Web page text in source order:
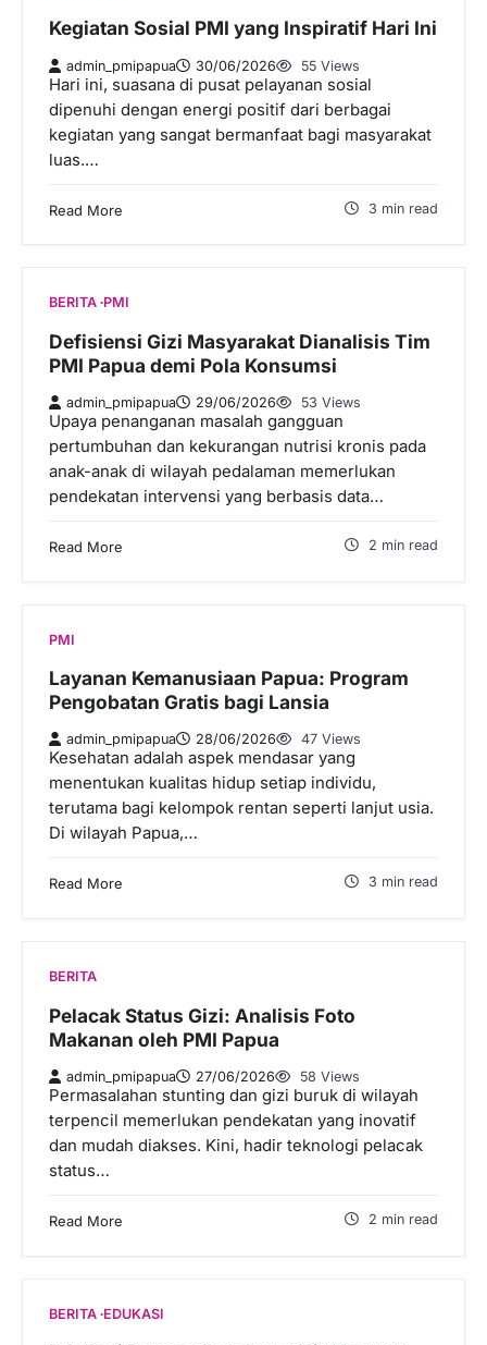
Kegiatan Sosial PMI yang Inspiratif Hari Ini
admin_pmipapua 30/06/2026 55 Views
Hari ini, suasana di pusat pelayanan sosial
dipenuhi dengan energi positif dari berbagai
kegiatan yang sangat bermanfaat bagi masyarakat
luas.…
Read More 3 min read
BERITA PMI
Defisiensi Gizi Masyarakat Dianalisis Tim
PMI Papua demi Pola Konsumsi
admin_pmipapua 29/06/2026 53 Views
Upaya penanganan masalah gangguan
pertumbuhan dan kekurangan nutrisi kronis pada
anak-anak di wilayah pedalaman memerlukan
pendekatan intervensi yang berbasis data…
Read More 2 min read
PMI
Layanan Kemanusiaan Papua: Program
Pengobatan Gratis bagi Lansia
admin_pmipapua 28/06/2026 47 Views
Kesehatan adalah aspek mendasar yang
menentukan kualitas hidup setiap individu,
terutama bagi kelompok rentan seperti lanjut usia.
Di wilayah Papua,…
Read More 3 min read
BERITA
Pelacak Status Gizi: Analisis Foto
Makanan oleh PMI Papua
admin_pmipapua 27/06/2026 58 Views
Permasalahan stunting dan gizi buruk di wilayah
terpencil memerlukan pendekatan yang inovatif
dan mudah diakses. Kini, hadir teknologi pelacak
status…
Read More 2 min read
BERITA EDUKASI